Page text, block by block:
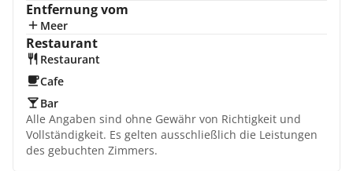
Entfernung vom
Meer
Restaurant
Restaurant
Cafe
Bar
Alle Angaben sind ohne Gewähr von Richtigkeit und
Vollständigkeit. Es gelten ausschließlich die Leistungen
des gebuchten Zimmers.